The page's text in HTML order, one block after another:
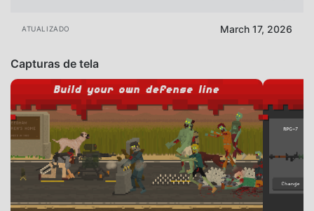
ATUALIZADO March 17, 2026
Capturas de tela